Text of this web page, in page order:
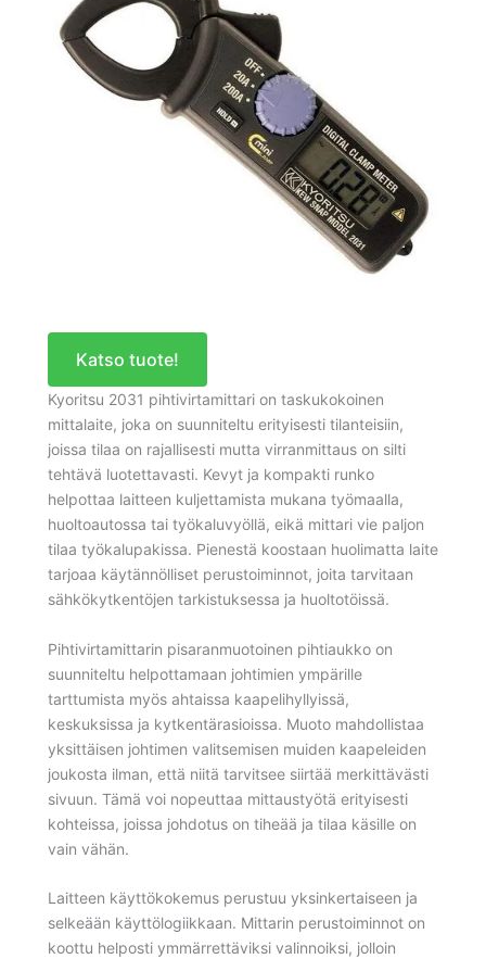
Katso tuote!
Kyoritsu 2031 pihtivirtamittari on taskukokoinen
mittalaite, joka on suunniteltu erityisesti tilanteisiin,
joissa tilaa on rajallisesti mutta virranmittaus on silti
tehtävä luotettavasti. Kevyt ja kompakti runko
helpottaa laitteen kuljettamista mukana työmaalla,
huoltoautossa tai työkaluvyöllä, eikä mittari vie paljon
tilaa työkalupakissa. Pienestä koostaan huolimatta laite
tarjoaa käytännölliset perustoiminnot, joita tarvitaan
sähkökytkentöjen tarkistuksessa ja huoltotöissä.
Pihtivirtamittarin pisaranmuotoinen pihtiaukko on
suunniteltu helpottamaan johtimien ympärille
tarttumista myös ahtaissa kaapelihyllyissä,
keskuksissa ja kytkentärasioissa. Muoto mahdollistaa
yksittäisen johtimen valitsemisen muiden kaapeleiden
joukosta ilman, että niitä tarvitsee siirtää merkittävästi
sivuun. Tämä voi nopeuttaa mittaustyötä erityisesti
kohteissa, joissa johdotus on tiheää ja tilaa käsille on
vain vähän.
Laitteen käyttökokemus perustuu yksinkertaiseen ja
selkeään käyttölogiikkaan. Mittarin perustoiminnot on
koottu helposti ymmärrettäviksi valinnoiksi, jolloin